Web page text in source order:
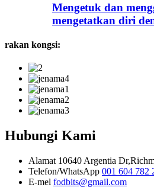
Mengetuk dan
mengetatkan diri
rakan kongsi:
Hubungi Kami
Alamat 10640 Argentia
Telefon/WhatsApp 001 604 782
E-mel fodbits@gmail.com